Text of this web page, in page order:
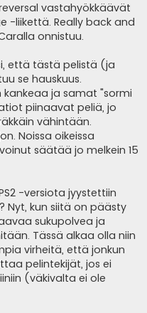
vastahyökkäävät
-liikettä. Really back and
onnistuu.
että tästä pelistä (ja
se hauskuus.
ja samat "sormi
piinaavat peliä, jo
vähintään.
Noissa oikeissa
säätää jo melkein 15
-versiota jyystettiin
Nyt, kun siitä on päästy
sukupolvea ja
Tässä alkaa olla niin
virheitä, että jonkun
pelintekijät, jos ei
(väkivalta ei ole